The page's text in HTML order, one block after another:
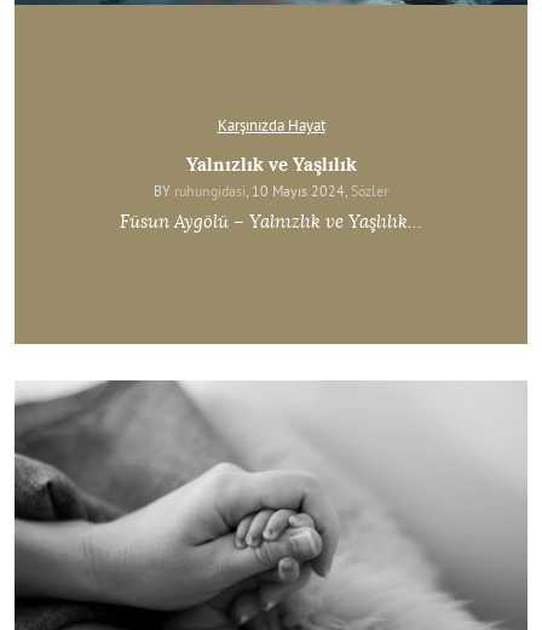
Karşınızda Hayat
Yalnızlık ve Yaşlılık
BY ruhungidasi, 10 Mayıs 2024, Sözler
Füsun Aygölü – Yalnızlık ve Yaşlılık…